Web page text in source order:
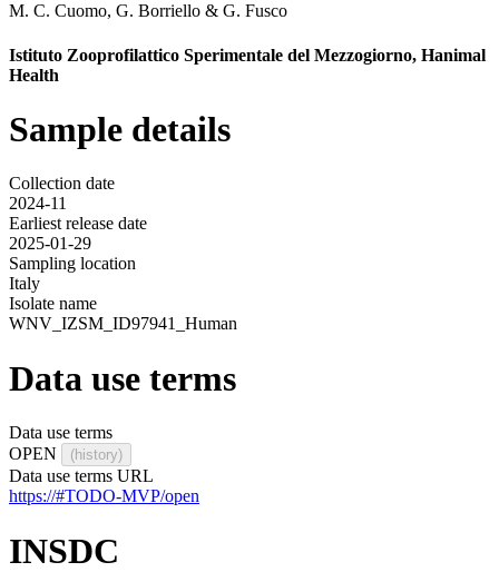
M. C. Cuomo, G. Borriello & G. Fusco
Istituto Zooprofilattico Sperimentale del Mezzogiorno, Hanimal
Health
Sample details
Collection date
2024-11
Earliest release date
2025-01-29
Sampling location
Italy
Isolate name
WNV_IZSM_ID97941_Human
Data use terms
Data use terms
OPEN
(history)
Data use terms URL
https://#TODO-MVP/open
INSDC